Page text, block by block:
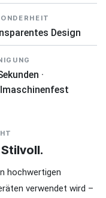
Design
·
hochwertigen
verwendet wird –